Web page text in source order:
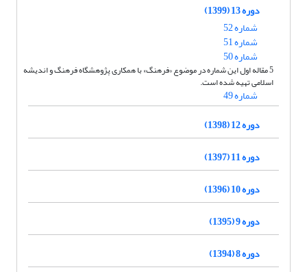
دوره 13 (1399)
شماره 52
شماره 51
شماره 50
5 مقاله اول این شماره در موضوع «فرهنگ» با همکاری پژوهشگاه فرهنگ و اندیشه
اسلامی تهیه شده است.
شماره 49
دوره 12 (1398)
دوره 11 (1397)
دوره 10 (1396)
دوره 9 (1395)
دوره 8 (1394)